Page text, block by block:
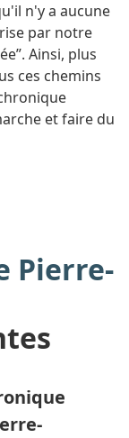
n'y a aucune
par notre
Ainsi, plus
ces chemins
et faire du
Pierre-